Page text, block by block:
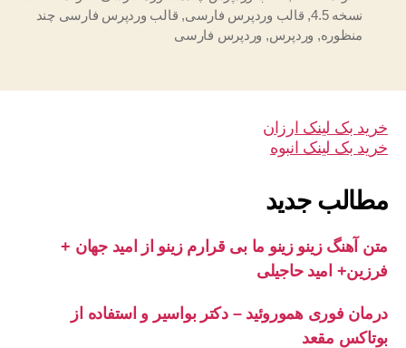
نسخه 4.5
, قالب وردپرس فارسی, قالب وردپرس فارسی چند
منظوره, وردپرس, وردپرس فارسی
خرید بک لینک ارزان
خرید بک لینک انبوه
مطالب جدید
متن آهنگ زینو زینو ما بی قرارم زینو از امید جهان +
فرزین+ امید حاجیلی
درمان فوری هموروئید – دکتر بواسیر و استفاده از
بوتاکس مقعد